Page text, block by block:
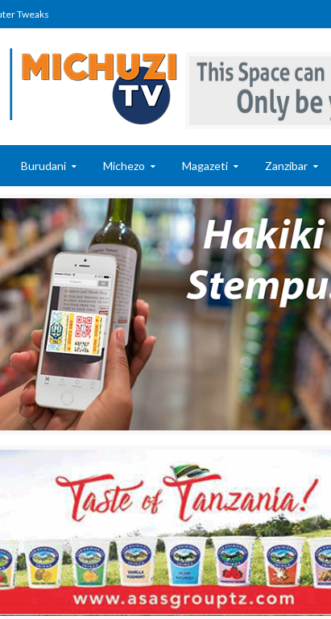
Tweaks
Burudani Michezo Magazeti Zanzibar